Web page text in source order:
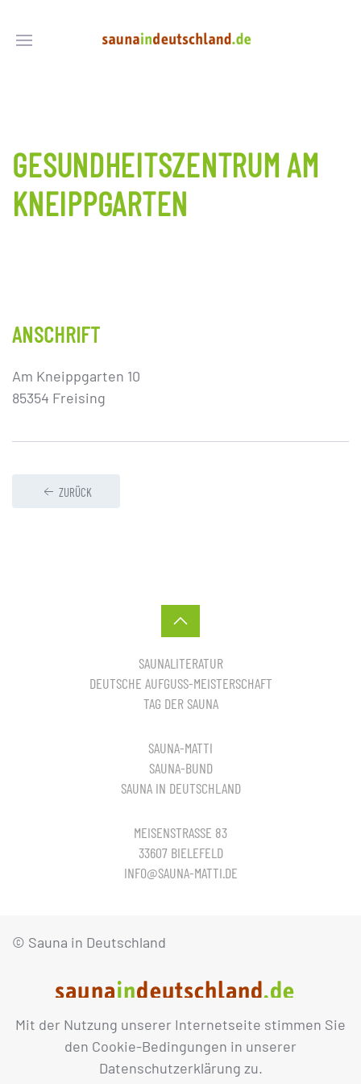
Mit der Nutzung unserer Internetseite stimmen Sie
den Cookie-Bedingungen in unserer
Datenschutzerklärung zu.
GESUNDHEITSZENTRUM AM
KNEIPPGARTEN
ANSCHRIFT
Am Kneippgarten 10
85354 Freising
ZURÜCK
SAUNALITERATUR
DEUTSCHE AUFGUSS-MEISTERSCHAFT
TAG DER SAUNA
SAUNA-MATTI
SAUNA-BUND
SAUNA IN DEUTSCHLAND
MEISENSTRASSE 83
33607 BIELEFELD
INFO@SAUNA-MATTI.DE
© Sauna in Deutschland
IMPRESSUM DATENSCHUTZ